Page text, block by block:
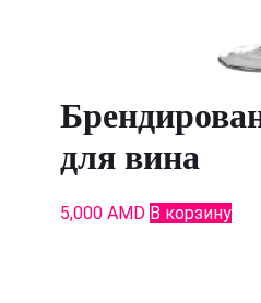
для вина
5,000 AMD В корзину